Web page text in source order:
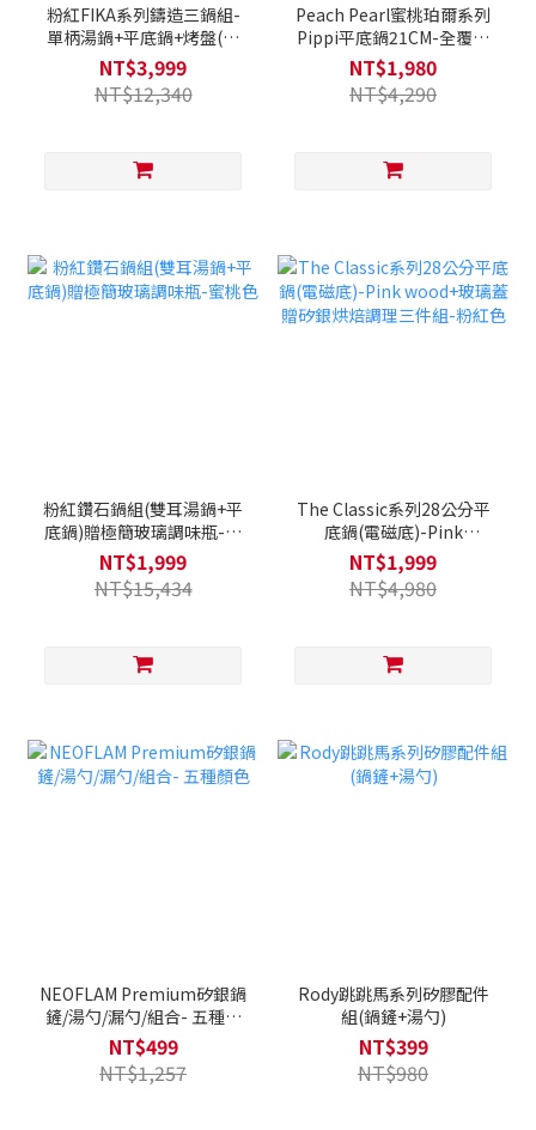
粉紅FIKA系列鑄造三鍋組-
單柄湯鍋+平底鍋+烤盤(不
挑爐具，瓦斯爐電磁爐可用)
贈矽膠廚具組+通用鍋蓋
+FIKA ONE保鮮盒組
NT$3,999
NT$12,340
Peach Pearl蜜桃珀爾系列
Pippi平底鍋21CM-全覆底
(電磁底)
NT$1,980
NT$4,290
粉紅鑽石鍋組(雙耳湯鍋+平
底鍋)贈極簡玻璃調味瓶-蜜
桃色
NT$1,999
NT$15,434
The Classic系列28公分平
底鍋(電磁底)-Pink
wood+玻璃蓋贈矽銀烘焙調
理三件組-粉紅色
NT$1,999
NT$4,980
NEOFLAM Premium矽銀鍋
鏟/湯勺/漏勺/組合- 五種顏
色
NT$499
NT$1,257
Rody跳跳馬系列矽膠配件
組(鍋鏟+湯勺)
NT$399
NT$980